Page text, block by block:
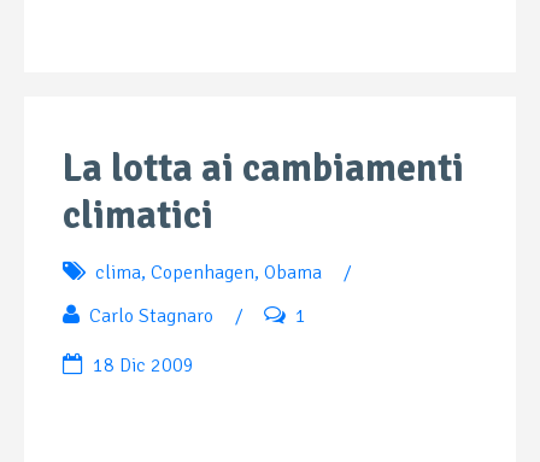
La lotta ai cambiamenti
climatici
clima, Copenhagen, Obama
/
Carlo Stagnaro
/ 1
18 Dic 2009